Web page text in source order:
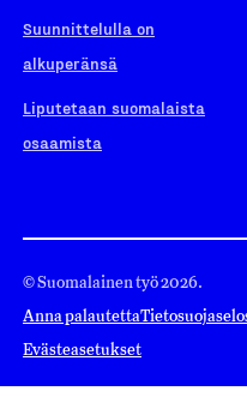
Suunnittelulla on
alkuperänsä
Liputetaan suomalaista
osaamista
© Suomalainen työ 2026.
Anna palautetta
Evästeasetukset